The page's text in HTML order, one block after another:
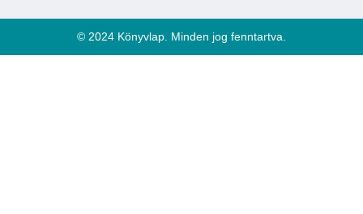
© 2024 Könyvlap. Minden jog fenntartva.